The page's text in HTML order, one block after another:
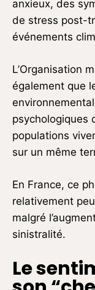
anxieux, des
de stress post-
événements
L’Organisation
également que
psychologiques
populations
sur un même
En France, ce
relativement
malgré
sinistralité.
Le